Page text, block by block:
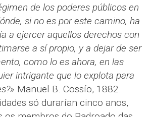
de los poderes públicos en
si no es por este camino, ha
a ejercer aquellos derechos con
a sí propio, y a dejar de ser
como lo es ahora, en las
intrigante que lo explota para
Manuel B. Cossío, 1882.
só durarían cinco anos,